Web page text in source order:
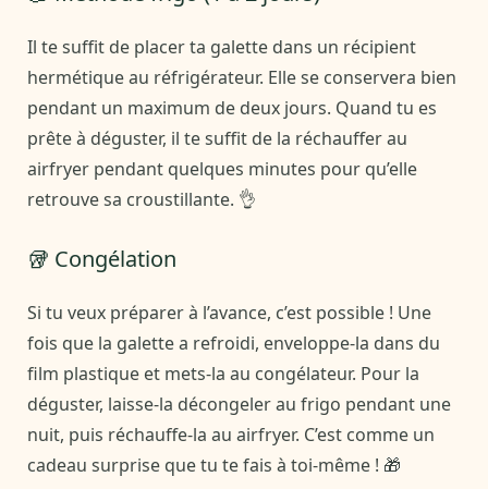
Il te suffit de placer ta galette dans un récipient
hermétique au réfrigérateur. Elle se conservera bien
pendant un maximum de deux jours. Quand tu es
prête à déguster, il te suffit de la réchauffer au
airfryer pendant quelques minutes pour qu’elle
retrouve sa croustillante. 👌
🥡 Congélation
Si tu veux préparer à l’avance, c’est possible ! Une
fois que la galette a refroidi, enveloppe-la dans du
film plastique et mets-la au congélateur. Pour la
déguster, laisse-la décongeler au frigo pendant une
nuit, puis réchauffe-la au airfryer. C’est comme un
cadeau surprise que tu te fais à toi-même ! 🎁